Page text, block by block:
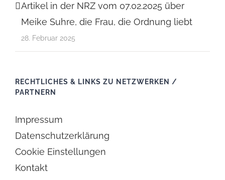
Artikel in der NRZ vom 07.02.2025 über
Meike Suhre, die Frau, die Ordnung liebt
28. Februar 2025
RECHTLICHES & LINKS ZU NETZWERKEN /
PARTNERN
Impressum
Datenschutzerklärung
Cookie Einstellungen
Kontakt